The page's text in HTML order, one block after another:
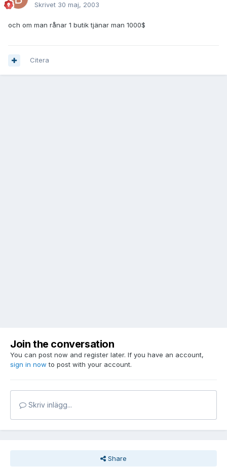
Skrivet 30 maj, 2003
och om man rånar 1 butik tjänar man 1000$
Citera
Join the conversation
You can post now and register later. If you have an account,
sign in now to post with your account.
Skriv inlägg...
Share